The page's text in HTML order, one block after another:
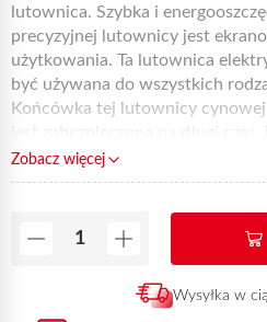
lutownica. Szybka i
precyzyjnej lutownicy jest
użytkowania. Ta lutownica
być używana do wszystkich
Końcówka tej lutownicy
jest zabezpieczona na długi
referencja może zostać
otrzymania płatności, pod
Zobacz więcej
Wysyłka w